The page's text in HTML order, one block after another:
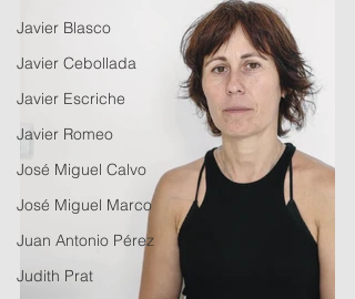
Javier Blasco
Javier Cebollada
Javier Escriche
Javier Romeo
José Miguel Calvo
José Miguel Marco
Juan Antonio Pérez
Judith Prat